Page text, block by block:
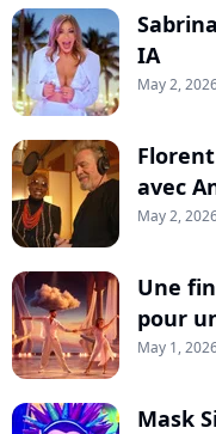
IA
May 2,
avec
May 2,
Une
pour
May 1,
Mask